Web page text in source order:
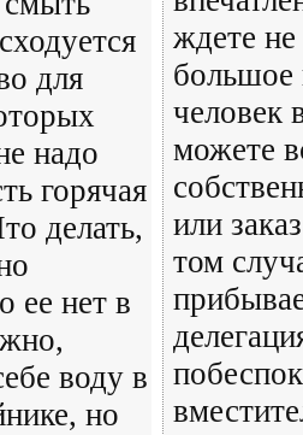
для
надо
горячая
делать,
ее нет в
воду в
но
ждете
большое
человек
можете
или
том